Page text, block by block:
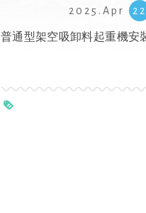
2025.Apr 22
普通型架空吸卸料起重機安